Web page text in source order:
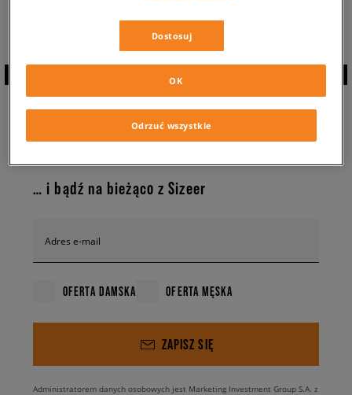
ZAPISZ SIĘ DO
NEWSLETTERA
… i bądź na bieżąco z Sizeer
Adres e-mail
OFERTA DAMSKA OFERTA MĘSKA
ZAPISZ SIĘ
Administratorem danych osobowych jest Marketing Investment Group S.A. z
Dostosuj
Odrzuć wszystkie
OK